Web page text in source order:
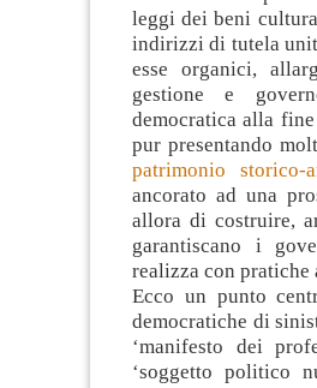
leggi dei beni
indirizzi di tutela
esse organici,
gestione e
democratica alla
pur presentando
patrimonio storico-
ancorato ad una
allora di costruire,
garantiscano i
realizza con pratiche
Ecco un punto
democratiche di
‘manifesto dei
‘soggetto politico